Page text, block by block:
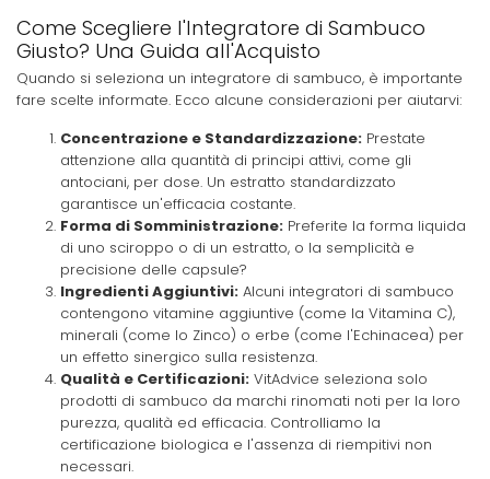
Come Scegliere l'Integratore di Sambuco
Giusto? Una Guida all'Acquisto
Quando si seleziona un integratore di sambuco, è importante
fare scelte informate. Ecco alcune considerazioni per aiutarvi:
Concentrazione e Standardizzazione: Prestate
attenzione alla quantità di principi attivi, come gli
antociani, per dose. Un estratto standardizzato
garantisce un'efficacia costante.
Forma di Somministrazione: Preferite la forma liquida
di uno sciroppo o di un estratto, o la semplicità e
precisione delle capsule?
Ingredienti Aggiuntivi: Alcuni integratori di sambuco
contengono vitamine aggiuntive (come la Vitamina C),
minerali (come lo Zinco) o erbe (come l'Echinacea) per
un effetto sinergico sulla resistenza.
Qualità e Certificazioni: VitAdvice seleziona solo
prodotti di sambuco da marchi rinomati noti per la loro
purezza, qualità ed efficacia. Controlliamo la
certificazione biologica e l'assenza di riempitivi non
necessari.